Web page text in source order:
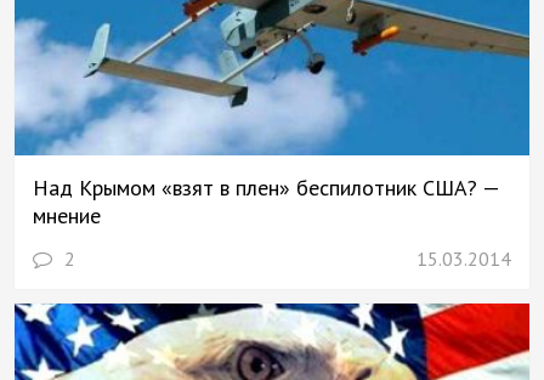
Над Крымом «взят в плен» беспилотник США? —
мнение
2 15.03.2014